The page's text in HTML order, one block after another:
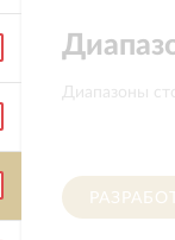
Диапазоны